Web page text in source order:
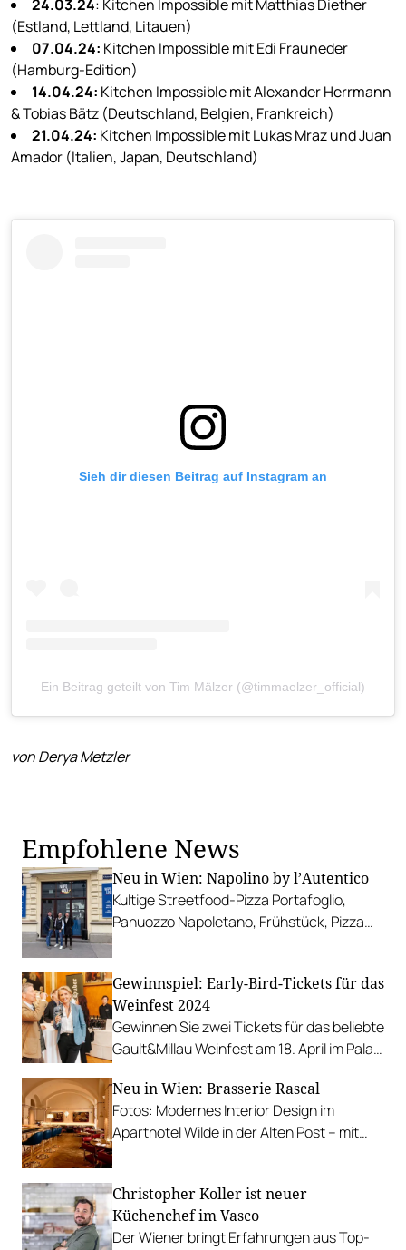
24.03.24: Kitchen Impossible mit Matthias Diether
(Estland, Lettland, Litauen)
07.04.24: Kitchen Impossible mit Edi Frauneder
(Hamburg-Edition)
14.04.24: Kitchen Impossible mit Alexander Herrmann
& Tobias Bätz (Deutschland, Belgien, Frankreich)
21.04.24: Kitchen Impossible mit Lukas Mraz und Juan
Amador (Italien, Japan, Deutschland)
Sieh dir diesen Beitrag auf Instagram an
Ein Beitrag geteilt von Tim Mälzer (@timmaelzer_official)
von Derya Metzler
Empfohlene News
Neu in Wien: Napolino by l’Autentico
Kultige Streetfood-Pizza Portafoglio,
Panuozzo Napoletano, Frühstück, Pizza
Gewinnspiel: Early-Bird-Tickets für das
Weinfest 2024
Gewinnen Sie zwei Tickets für das beliebte
Gault&Millau Weinfest am 18. April im Palais
Neu in Wien: Brasserie Rascal
Fotos: Modernes Interior Design im
Aparthotel Wilde in der Alten Post – mit
Christopher Koller ist neuer
Küchenchef im Vasco
Der Wiener bringt Erfahrungen aus Top-